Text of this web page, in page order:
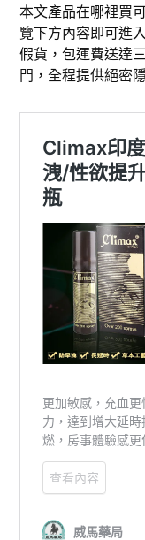
本文產品在哪裡買
覽下方內容即可進
假貨，包運費送達
門，全程提供絕密